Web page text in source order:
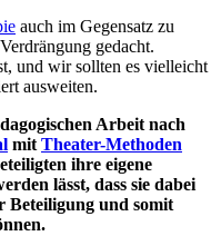
auch im Gegensatz zu
gedacht.
und wir sollten es vielleicht
ausweiten.
Arbeit nach
mitTheater-Methoden
ihre eigene
lässt, dass sie dabei
Beteiligung und somit